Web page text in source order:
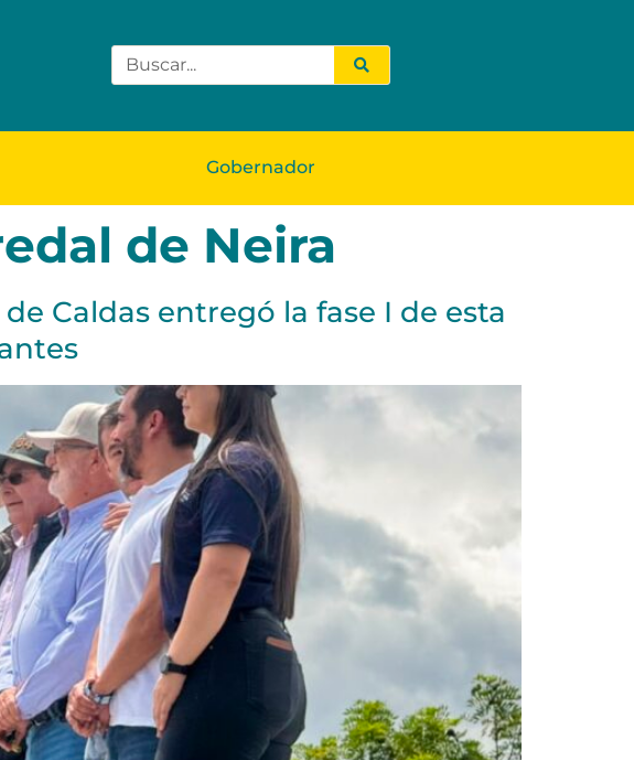
Gobernador
de Neira
Caldas entregó la fase I de esta